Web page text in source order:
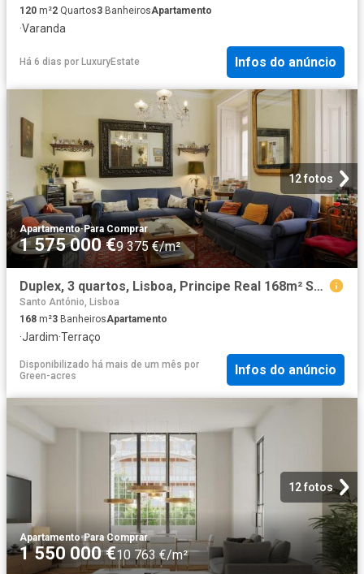
120 m²2 Quartos3 BanheirosApartamento
·Varanda
Há 6 dias por LuxuryEstate Infos do anúncio
12 fotos
Apartamento·Para Comprar
1 575 000 €9 375 €/m²
Duplex, 3 quartos, Lisboa, Principe Real 168m² Santo António
Santo António, Lisboa
168 m²3 BanheirosApartamento
·Jardim·Terraço
Disponibilizado há mais de um mês por
Green-acres
Infos do anúncio
12 fotos
Apartamento·Para Comprar
1 550 000 €10 763 €/m²